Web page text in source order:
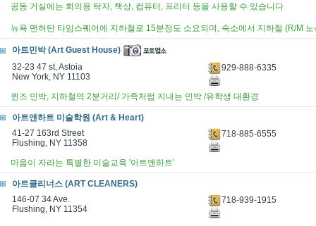
공동 거실에는 회의용 탁자, 책상, 컴퓨터, 프리터 등을 사용할 수 있습니다
뉴욕 맨허탄 타임스퀘어에 지하철로 15분정도 소요되며, 숙소에서 지하철 (R/M
아트민박 (Art Guest House)
32-23 47 st, Astoia
New York, NY 11103
929-888-6335
퀸즈 민박, 지하철역 2분거리/ 가족처럼 지내는 민박 /유학생 대환경
아트앤하트 미술학원 (Art & Heart)
41-27 163rd Street
Flushing, NY 11358
718-885-6555
마음이 자라는 특별한 미술교육 '아트앤하트'
아트클리너스 (ART CLEANERS)
146-07 34 Ave.
Flushing, NY 11354
718-939-1915